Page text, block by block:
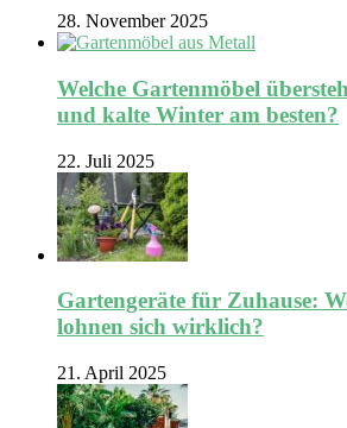
28. November 2025
Welche Gartenmöbel
und kalte Winter am besten?
22. Juli 2025
Gartengeräte für Zuhause:
lohnen sich wirklich?
21. April 2025